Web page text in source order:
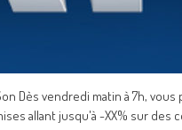
Dès vendredi matin à 7h,
allant jusqu'à -XX% sur des